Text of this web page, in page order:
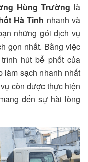
Hùng Trường là
Hà Tĩnh nhanh và
những gói dịch vụ
gọn nhất. Bằng việc
hút bể phốt của
làm sạch nhanh nhất
còn được thực hiện
đến sự hài lòng